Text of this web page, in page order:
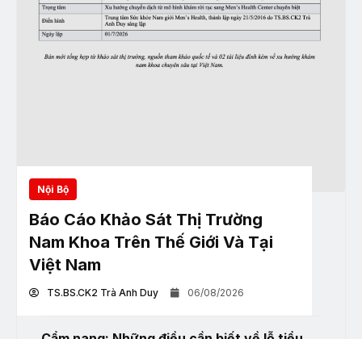
Nội Bộ
Báo Cáo Khảo Sát Thị Trường
Nam Khoa Trên Thế Giới Và Tại
Việt Nam
TS.BS.CK2 Trà Anh Duy 06/08/2026